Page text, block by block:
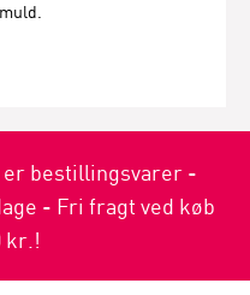
bestillingsvarer -
- Fri fragt ved køb
kr.!